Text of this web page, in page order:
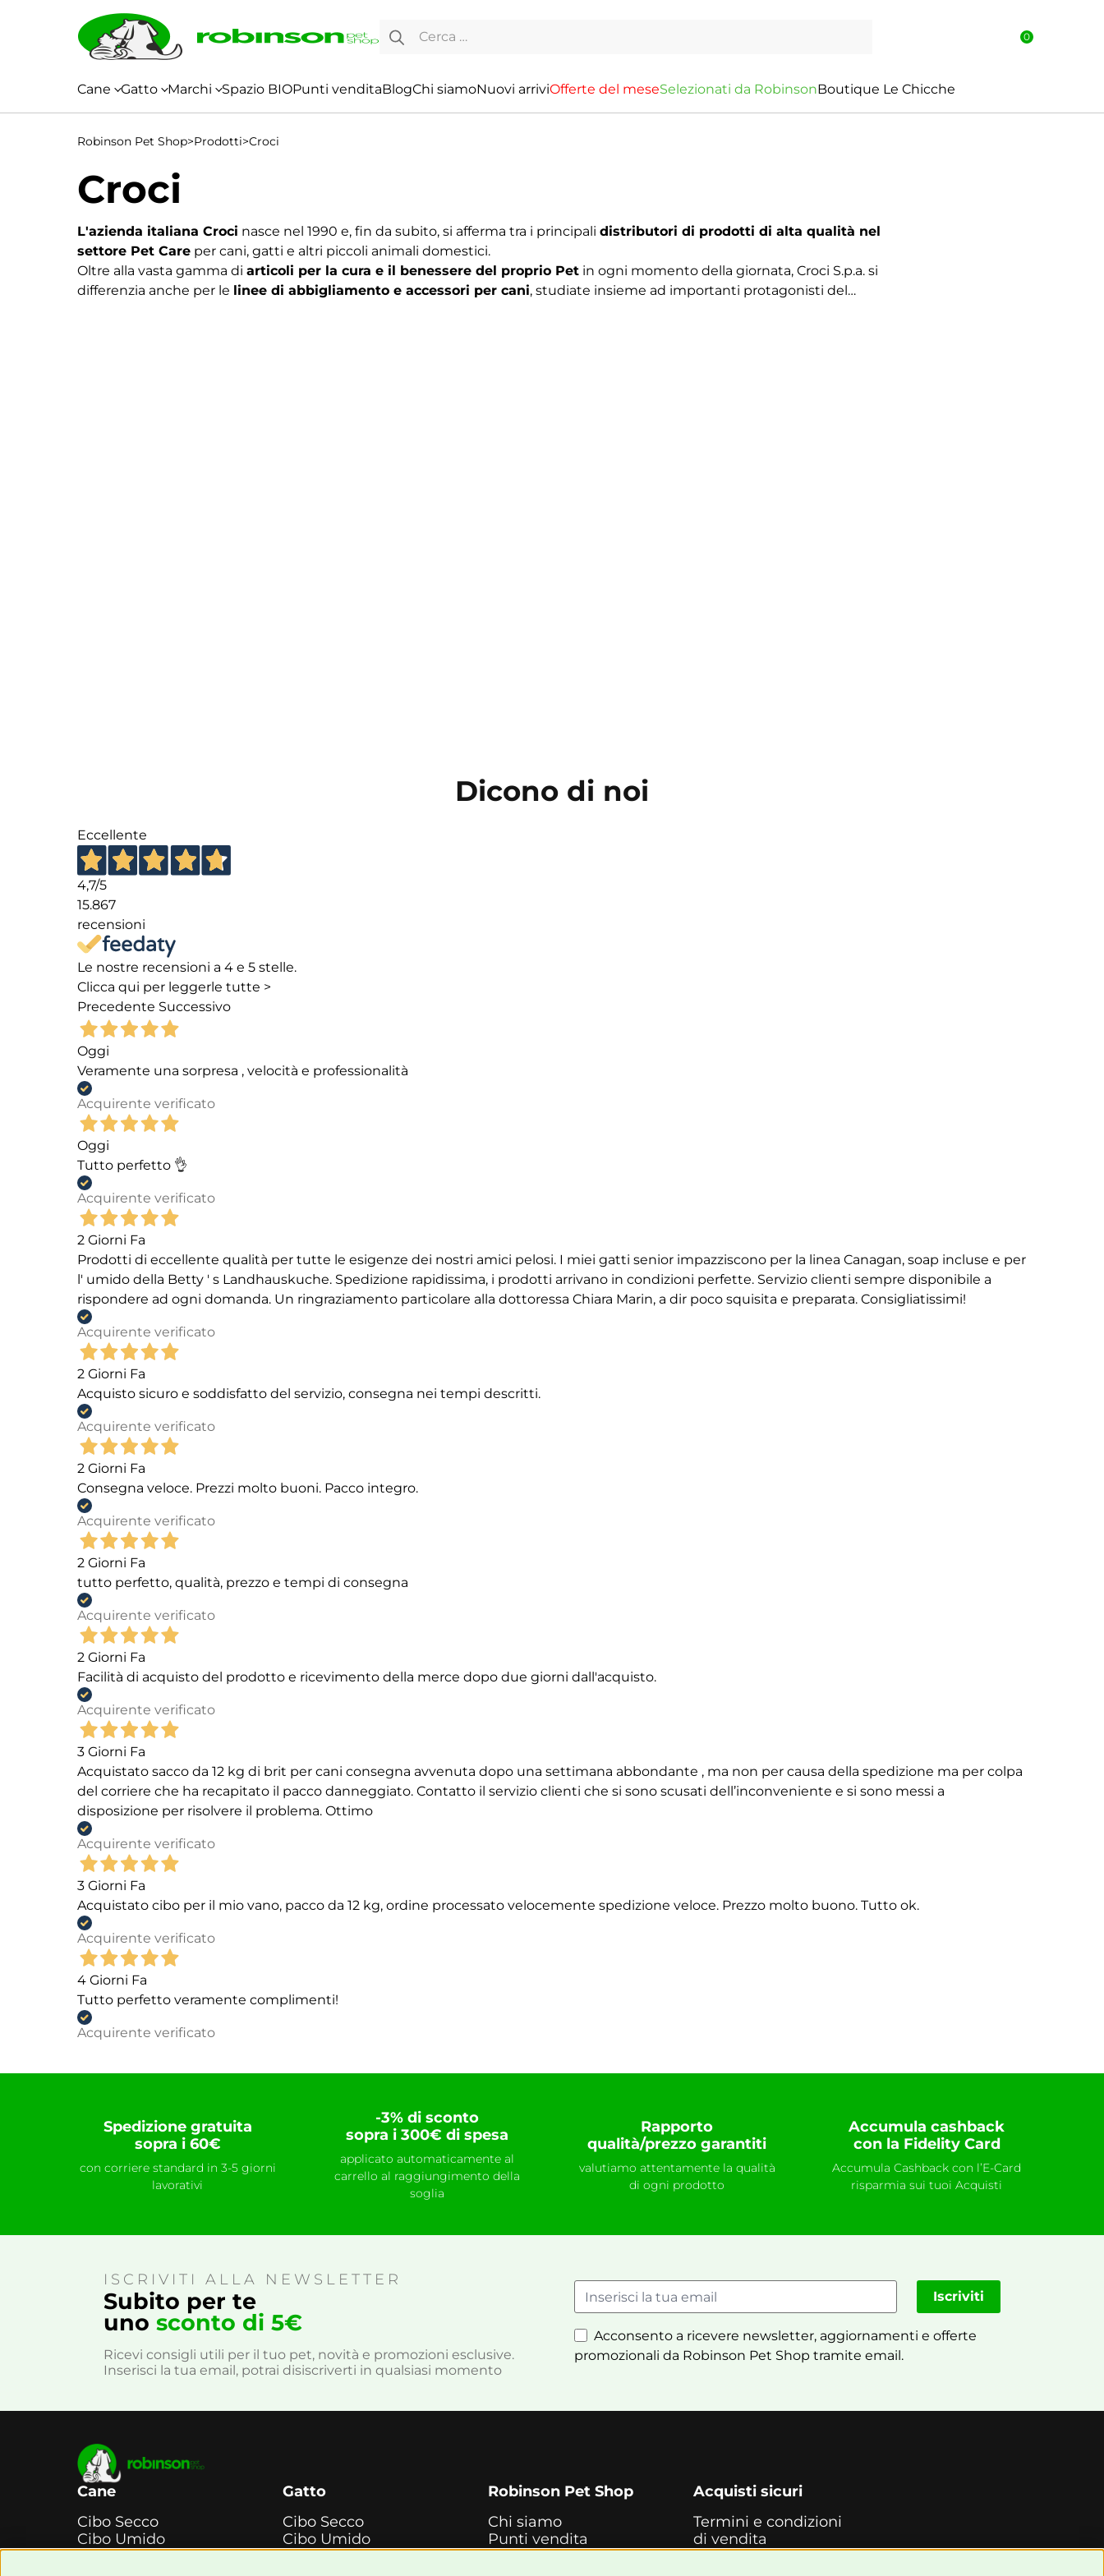
Ricerca per:
0
Cane
Secco
Veterinarie
Mini
Umido
e
Quality
Masticazione
e
Gatto
Secco
Umido
Masticazione
Veterinarie
e
e
Quality
Marchi Spazio BIOPunti venditaBlogChi siamoNuovi arriviOfferte del meseSelezionati da RobinsonBoutique Le Chicche
Robinson Pet Shop>Prodotti>Croci
Croci
L'azienda italiana Croci nasce nel 1990 e, fin da subito, si afferma tra i principalidistributori di prodotti di alta qualità nel
settore Pet Care per cani, gatti e altri piccoli animali domestici.
Oltre alla vasta gamma diarticoli per la cura e il benessere del proprio Pet in ogni momento della giornata, Croci S.p.a. si
differenzia anche per le linee di abbigliamento e accessori per cani, studiate insieme ad importanti protagonisti del
Dicono di noi
Eccellente
4,7/5
15.867
recensioni
Le nostre recensioni a 4 e 5 stelle.
Clicca qui per leggerle tutte >
Precedente Successivo
Oggi
Veramente una sorpresa , velocità e professionalità
Acquirente verificato
Oggi
Tutto perfetto 👌
Acquirente verificato
2 Giorni Fa
Prodotti di eccellente qualità per tutte le esigenze dei nostri amici pelosi. I miei gatti senior impazziscono per la linea Canagan, soap incluse e per
l' umido della Betty ' s Landhauskuche. Spedizione rapidissima, i prodotti arrivano in condizioni perfette. Servizio clienti sempre disponibile a
rispondere ad ogni domanda. Un ringraziamento particolare alla dottoressa Chiara Marin, a dir poco squisita e preparata. Consigliatissimi!
Acquirente verificato
2 Giorni Fa
Acquisto sicuro e soddisfatto del servizio, consegna nei tempi descritti.
Acquirente verificato
2 Giorni Fa
Consegna veloce. Prezzi molto buoni. Pacco integro.
Acquirente verificato
2 Giorni Fa
tutto perfetto, qualità, prezzo e tempi di consegna
Acquirente verificato
2 Giorni Fa
Facilità di acquisto del prodotto e ricevimento della merce dopo due giorni dall'acquisto.
Acquirente verificato
3 Giorni Fa
Acquistato sacco da 12 kg di brit per cani consegna avvenuta dopo una settimana abbondante , ma non per causa della spedizione ma per colpa
del corriere che ha recapitato il pacco danneggiato. Contatto il servizio clienti che si sono scusati dell’inconveniente e si sono messi a
disposizione per risolvere il problema. Ottimo
Acquirente verificato
3 Giorni Fa
Acquistato cibo per il mio vano, pacco da 12 kg, ordine processato velocemente spedizione veloce. Prezzo molto buono. Tutto ok.
Acquirente verificato
4 Giorni Fa
Tutto perfetto veramente complimenti!
Acquirente verificato
Spedizione gratuita
sopra i 60€
con corriere standard in 3-5 giorni
lavorativi
-3% di sconto
sopra i 300€ di spesa
applicato automaticamente al
carrello al raggiungimento della
soglia
Rapporto
qualità/prezzo garantiti
valutiamo attentamente la qualità
di ogni prodotto
Accumula cashback
con la Fidelity Card
Accumula Cashback con l’E-Card
risparmia sui tuoi Acquisti
ISCRIVITI ALLA NEWSLETTER
Subito per te
unosconto di 5€
Ricevi consigli utili per il tuo pet, novità e promozioni esclusive.
Inserisci la tua email, potrai disiscriverti in qualsiasi momento
Acconsento a ricevere newsletter, aggiornamenti e offerte
promozionali da Robinson Pet Shop tramite email.
Iscriviti
Cane
Cibo Secco
Cibo Umido
Snack e
Gatto
Cibo Secco
Cibo Umido
Snack e
Robinson Pet Shop
Chi siamo
Punti vendita
Marchi
Acquisti sicuri
Termini e condizioni
di vendita
Cashback